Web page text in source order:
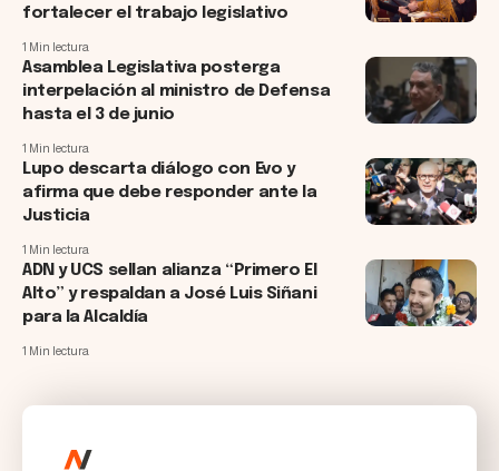
fortalecer el trabajo legislativo
1 Min lectura
Asamblea Legislativa posterga
interpelación al ministro de Defensa
hasta el 3 de junio
1 Min lectura
Lupo descarta diálogo con Evo y
afirma que debe responder ante la
Justicia
1 Min lectura
ADN y UCS sellan alianza “Primero El
Alto” y respaldan a José Luis Siñani
para la Alcaldía
1 Min lectura